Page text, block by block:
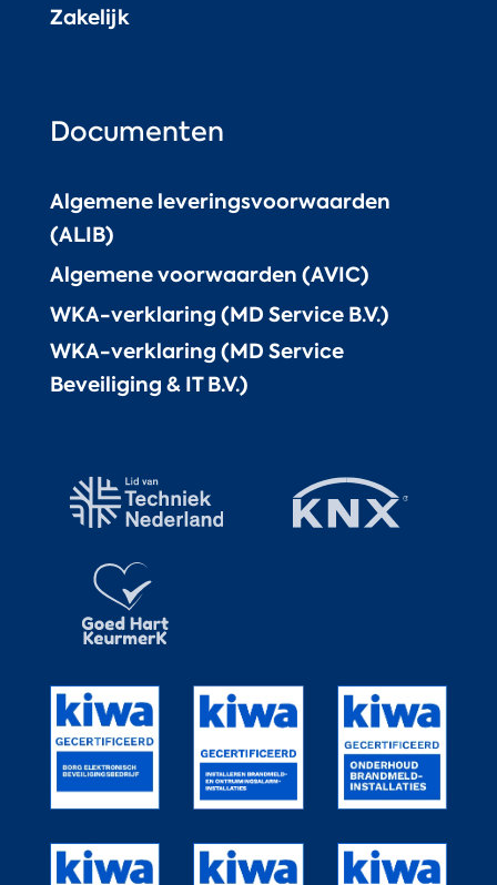
Zakelijk
Documenten
Algemene leveringsvoorwaarden
(ALIB)
Algemene voorwaarden (AVIC)
WKA-verklaring (MD Service B.V.)
WKA-verklaring (MD Service
Beveiliging & IT B.V.)